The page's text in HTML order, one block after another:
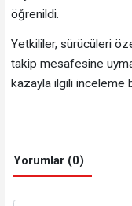
öğrenildi.
Yetkililer, sürücüleri
takip mesafesine
kazayla ilgili inceleme
Yorumlar (0)